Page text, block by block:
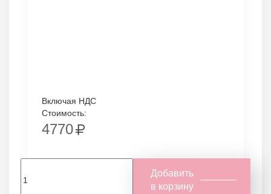
Включая НДС
Стоимость:
4770
Добавить
в корзину